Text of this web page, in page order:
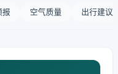
报 空气质量 出行建议